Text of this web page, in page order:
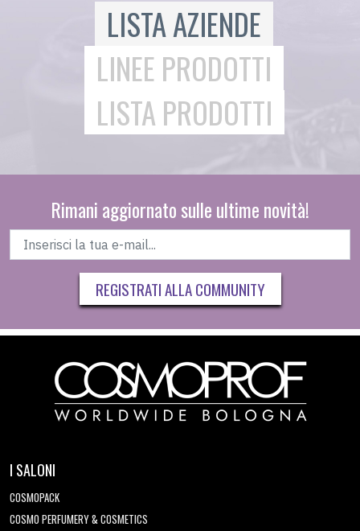
LISTA AZIENDE
LINEE PRODOTTI
LISTA PRODOTTI
Rimani aggiornato sulle ultime novità!
REGISTRATI ALLA COMMUNITY
I SALONI
COSMOPACK
COSMO PERFUMERY & COSMETICS